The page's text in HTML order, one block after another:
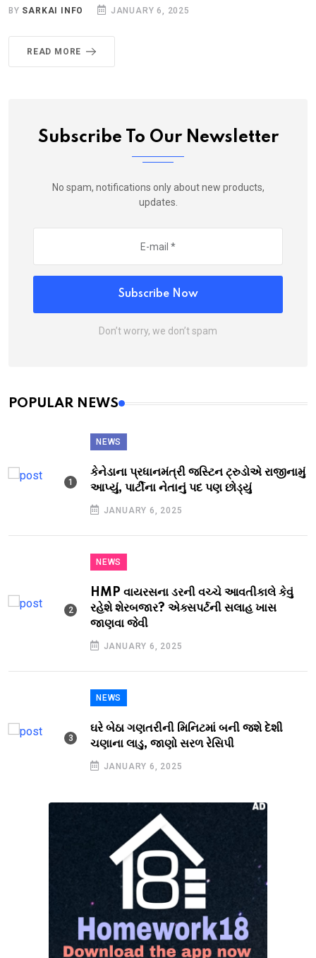
BY SARKAI INFO JANUARY 6, 2025
READ MORE
Subscribe To Our Newsletter
No spam, notifications only about new products,
updates.
Subscribe Now
Don’t worry, we don’t spam
POPULAR NEWS
NEWS
કેનેડાના પ્રધાનમંત્રી જસ્ટિન ટ્રુડોએ રાજીનામું
આપ્યું, પાર્ટીના નેતાનું પદ પણ છોડ્યું
JANUARY 6, 2025
NEWS
HMP વાયરસના ડરની વચ્ચે આવતીકાલે કેવું
રહેશે શેરબજાર? એક્સપર્ટની સલાહ ખાસ
જાણવા જેવી
JANUARY 6, 2025
NEWS
ઘરે બેઠા ગણતરીની મિનિટમાં બની જશે દેશી
ચણાના લાડુ, જાણો સરળ રેસિપી
JANUARY 6, 2025